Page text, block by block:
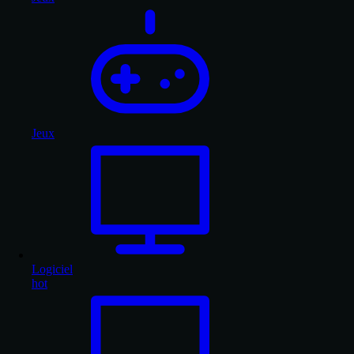
Jeux
Logiciel
hot